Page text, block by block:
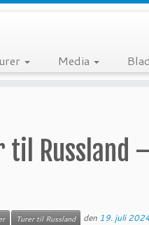
Media
til Russland
Turer til Russland den 19. juli